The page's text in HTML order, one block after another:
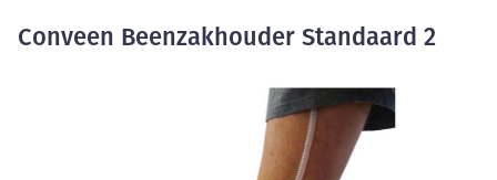
Conveen Beenzakhouder Standaard 2